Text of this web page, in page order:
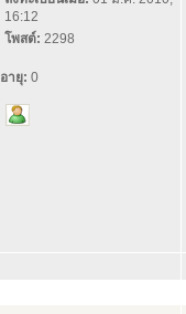
16:12
โพสต์: 2298
อายุ: 0